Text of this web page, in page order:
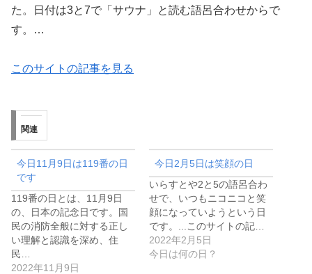
た。日付は3と7で「サウナ」と読む語呂合わせからで
す。…
このサイトの記事を見る
関連
今日11月9日は119番の日
です
119番の日とは、11月9日
の、日本の記念日です。国
民の消防全般に対する正し
い理解と認識を深め、住
民…
2022年11月9日
今日2月5日は笑顔の日
いらすとや2と5の語呂合わ
せで、いつもニコニコと笑
顔になっていようという日
です。...このサイトの記…
2022年2月5日
今日は何の日？